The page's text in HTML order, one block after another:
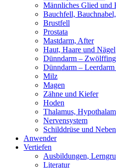
Männliches Glied und
Bauchfell,
Brustfell
Prostata
Mastdarm, After
Haut, Haare und Nägel
Dünndarm –
Dünndarm –
Milz
Magen
Zähne und Kiefer
Hoden
Thalamus,
Nervensystem
Schilddrüse und
Anwender
Vertiefen
Ausbildungen,
Literatur